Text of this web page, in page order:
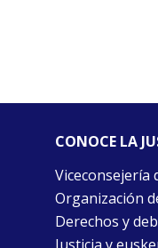
CONOCE LA
Viceconsejería
Organización
Derechos y